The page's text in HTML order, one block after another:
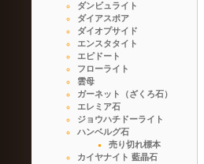
ダンビュライト
ダイアスポア
ダイオプサイド
エンスタタイト
エピドート
フローライト
雲母
ガーネット（ざくろ石）
エレミア石
ジョウハチドーライト
ハンベルグ石
売り切れ標本
カイヤナイト 藍晶石